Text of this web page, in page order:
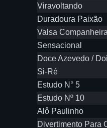
Viravoltando
Duradoura Paixão
Valsa Companheira
Sensacional
Doce Azevedo /
Si-Ré
Estudo N° 5
Estudo Nº 10
Alô Paulinho
Divertimento Para